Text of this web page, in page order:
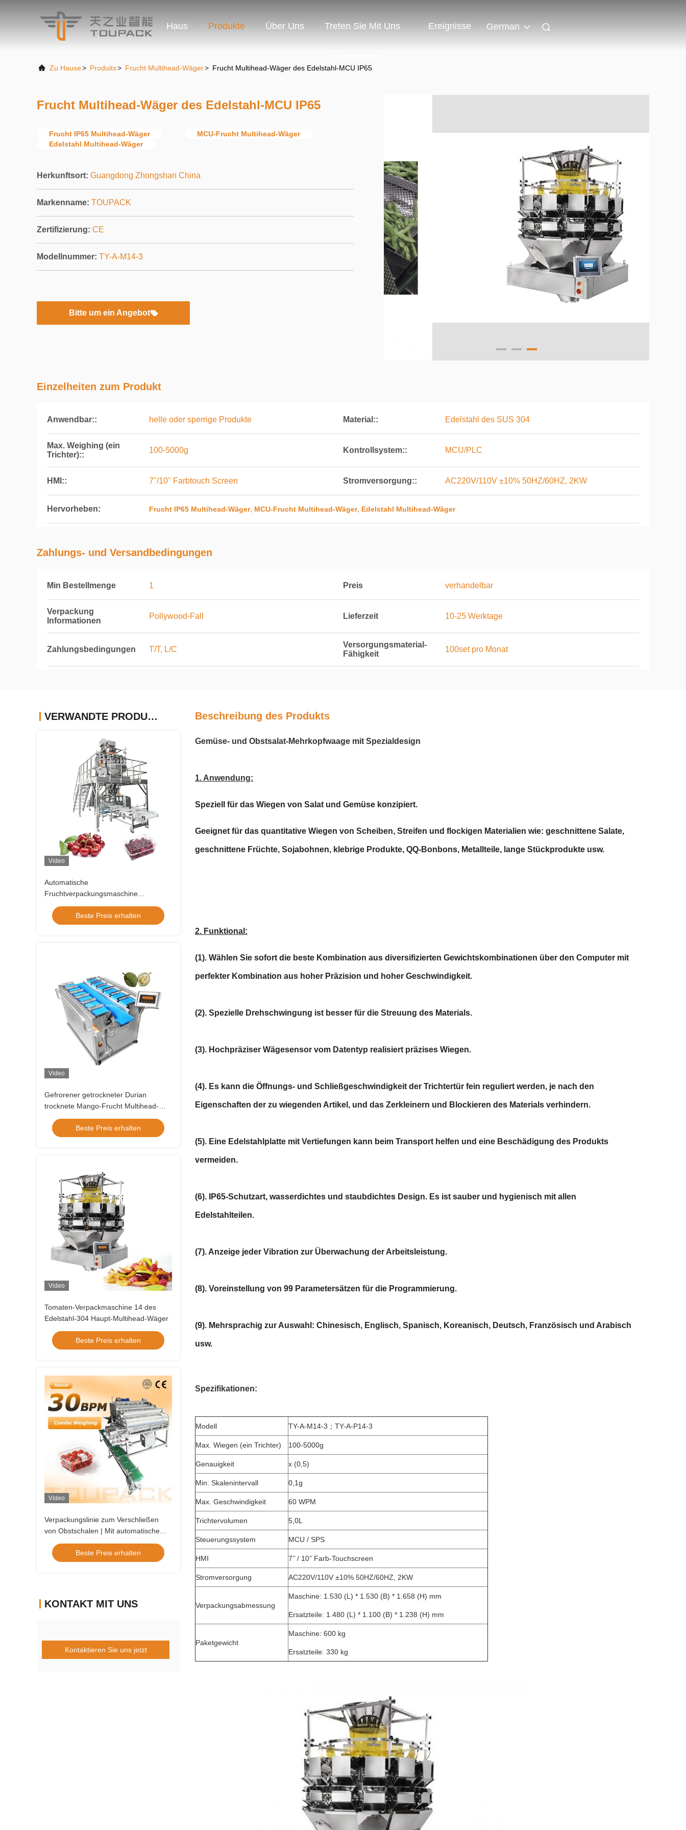
Haus Produkte Über Uns Treten Sie Mit Uns Ereignisse German
Zu Hause> Produits> Frucht Multihead-Wäger> Frucht Multihead-Wäger des Edelstahl-MCU IP65
Frucht Multihead-Wäger des Edelstahl-MCU IP65
Frucht IP65 Multihead-Wäger
MCU-Frucht Multihead-Wäger
Edelstahl Multihead-Wäger
Herkunftsort: Guangdong Zhongshan China
Markenname: TOUPACK
Zertifizierung: CE
Modellnummer: TY-A-M14-3
Bitte um ein Angebot
Einzelheiten zum Produkt
Anwendbar:: helle oder sperrige Produkte Material:: Edelstahl des SUS 304
Max. Weighing (ein
Trichter)::
100-5000g Kontrollsystem:: MCU/PLC
HMI:: 7"/10" Farbtouch Screen Stromversorgung:: AC220V/110V ±10% 50HZ/60HZ, 2KW
Hervorheben: Frucht IP65 Multihead-Wäger, MCU-Frucht Multihead-Wäger, Edelstahl Multihead-Wäger
Zahlungs- und Versandbedingungen
Min Bestellmenge 1 Preis verhandelbar
Verpackung
Informationen
Pollywood-Fall Lieferzeit 10-25 Werktage
Zahlungsbedingungen T/T, L/C
Versorgungsmaterial-
Fähigkeit
100set pro Monat
VERWANDTE PRODUKTE
Video
Automatische
Fruchtverpackungsmaschine
Apfelkirsche Tomatenkonserven
Verpackung Kumquat Tray
Verpackungsmaschine
Beste Preis erhalten
Video
Gefrorener getrockneter Durian
trocknete Mango-Frucht Multihead-
Wäger-Kombinations-Ausrüstungs-
manuelle Gurt-ArtBeste Preis erhalten
Video
Tomaten-Verpackmaschine 14 des
Edelstahl-304 Haupt-Multihead-Wäger
Beste Preis erhalten
Video
Verpackungslinie zum Verschließen
von Obstschalen | Mit automatischem
Tablett-Entstapler und Obst-
LinearwaageBeste Preis erhalten
KONTAKT MIT UNS
Kontaktieren Sie uns jetzt
Beschreibung des Produkts
Gemüse- und Obstsalat-Mehrkopfwaage mit Spezialdesign
1. Anwendung:
Speziell für das Wiegen von Salat und Gemüse konzipiert.
Geeignet für das quantitative Wiegen von Scheiben, Streifen und flockigen Materialien wie: geschnittene Salate,
geschnittene Früchte, Sojabohnen, klebrige Produkte, QQ-Bonbons, Metallteile, lange Stückprodukte usw.
2. Funktional:
(1). Wählen Sie sofort die beste Kombination aus diversifizierten Gewichtskombinationen über den Computer mit
perfekter Kombination aus hoher Präzision und hoher Geschwindigkeit.
(2). Spezielle Drehschwingung ist besser für die Streuung des Materials.
(3). Hochpräziser Wägesensor vom Datentyp realisiert präzises Wiegen.
(4). Es kann die Öffnungs- und Schließgeschwindigkeit der Trichtertür fein reguliert werden, je nach den
Eigenschaften der zu wiegenden Artikel, und das Zerkleinern und Blockieren des Materials verhindern.
(5). Eine Edelstahlplatte mit Vertiefungen kann beim Transport helfen und eine Beschädigung des Produkts
vermeiden.
(6). IP65-Schutzart, wasserdichtes und staubdichtes Design. Es ist sauber und hygienisch mit allen
Edelstahlteilen.
(7). Anzeige jeder Vibration zur Überwachung der Arbeitsleistung.
(8). Voreinstellung von 99 Parametersätzen für die Programmierung.
(9). Mehrsprachig zur Auswahl: Chinesisch, Englisch, Spanisch, Koreanisch, Deutsch, Französisch und Arabisch
usw.
Spezifikationen:
Modell TY-A-M14-3；TY-A-P14-3
Max. Wiegen (ein Trichter) 100-5000g
Genauigkeit x (0,5)
Min. Skalenintervall 0,1g
Max. Geschwindigkeit 60 WPM
Trichtervolumen 5,0L
Steuerungssystem MCU / SPS
HMI 7’’ / 10’’ Farb-Touchscreen
Stromversorgung AC220V/110V ±10% 50HZ/60HZ, 2KW
Verpackungsabmessung
Maschine: 1.530 (L) * 1.530 (B) * 1.658 (H) mm
Ersatzteile: 1.480 (L) * 1.100 (B) * 1.238 (H) mm
Paketgewicht
Maschine: 600 kg
Ersatzteile: 330 kg